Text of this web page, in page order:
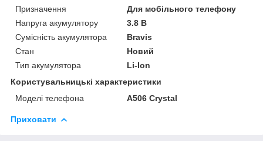
Призначення
Для мобільного телефону
Напруга акумулятору
3.8 В
Сумісність акумулятора
Bravis
Стан
Новий
Тип акумулятора
Li-Ion
Користувальницькі характеристики
Моделі телефона
A506 Crystal
Приховати